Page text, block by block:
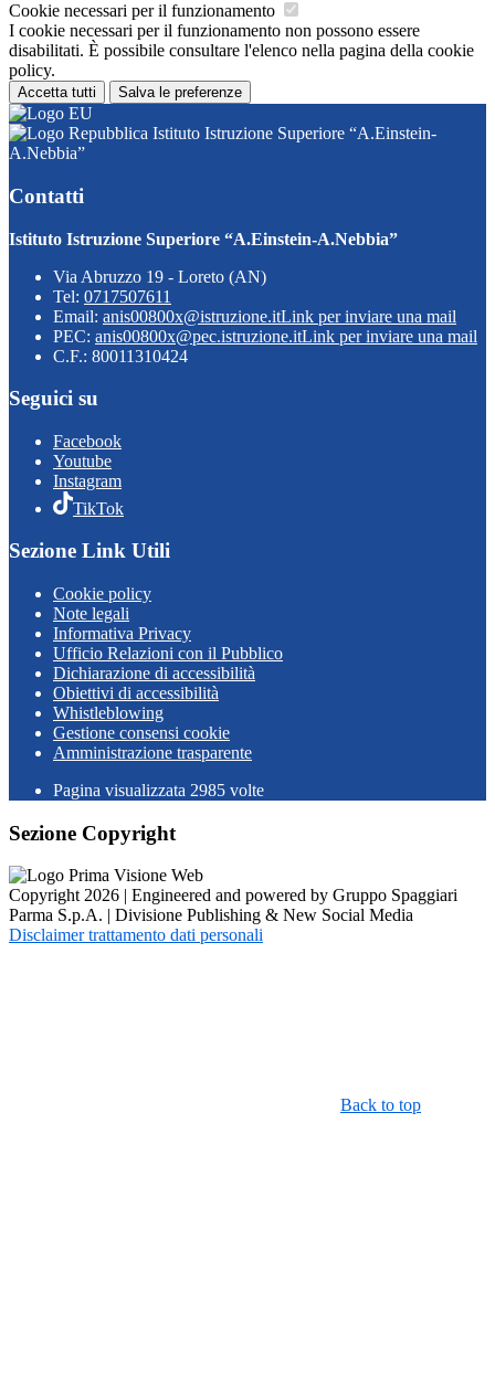
Cookie necessari per il funzionamento
I cookie necessari per il funzionamento non possono essere
disabilitati. È possibile consultare l'elenco nella pagina della cookie
policy.
Accetta tutti Salva le preferenze
Istituto Istruzione Superiore “A.Einstein-
A.Nebbia”
Contatti
Istituto Istruzione Superiore “A.Einstein-A.Nebbia”
Via Abruzzo 19 - Loreto (AN)
Tel: 0717507611
Email: anis00800x@istruzione.itLink per inviare una mail
PEC: anis00800x@pec.istruzione.itLink per inviare una mail
C.F.: 80011310424
Seguici su
Facebook
Youtube
Instagram
TikTok
Sezione Link Utili
Cookie policy
Note legali
Informativa Privacy
Ufficio Relazioni con il Pubblico
Dichiarazione di accessibilità
Obiettivi di accessibilità
Whistleblowing
Gestione consensi cookie
Amministrazione trasparente
Pagina visualizzata 2985 volte
Sezione Copyright
Copyright 2026 | Engineered and powered by Gruppo Spaggiari
Parma S.p.A. | Divisione Publishing & New Social Media
Disclaimer trattamento dati personali
Back to top